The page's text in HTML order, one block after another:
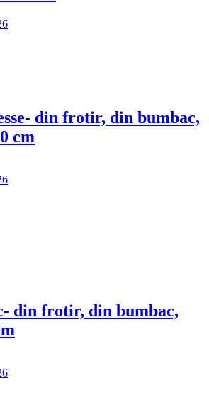
- din frotir, din bumbac,
cm
- din frotir, din bumbac,